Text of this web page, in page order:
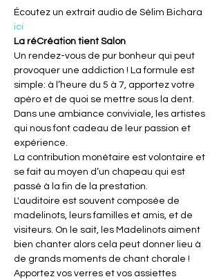
Écoutez un extrait audio de Sélim Bichara
ici
La réCréation tient Salon
Un rendez-vous de pur bonheur qui peut
provoquer une addiction ! La formule est
simple: à l’heure du 5 à 7, apportez votre
apéro et de quoi se mettre sous la dent.
Dans une ambiance conviviale, les artistes
qui nous font cadeau de leur passion et
expérience.
La contribution monétaire est volontaire et
se fait au moyen d’un chapeau qui est
passé à la fin de la prestation.
L'auditoire est souvent composée de
madelinots, leurs familles et amis, et de
visiteurs. On le sait, les Madelinots aiment
bien chanter alors cela peut donner lieu à
de grands moments de chant chorale !
Apportez vos verres et vos assiettes